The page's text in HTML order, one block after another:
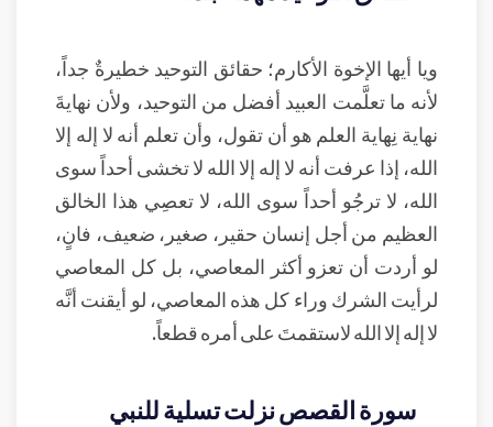
ويا أيها الإخوة الأكارم؛ حقائق التوحيد خطيرةٌ جداً،
لأنه ما تعلَّمت العبيد أفضل من التوحيد، ولأن نهايةَ
نهاية نِهاية العلم هو أن تقول، وأن تعلم أنه لا إله إلا
الله، إذا عرفت أنه لا إله إلا الله لا تخشى أحداً سوى
الله، لا ترجُو أحداً سوى الله، لا تعصِي هذا الخالق
العظيم من أجل إنسان حقير، صغير، ضعيف، فانٍ،
لو أردت أن تعزو أكثر المعاصي، بل كل المعاصي
لرأيت الشرك وراء كل هذه المعاصي، لو أيقنت أنَّه
لا إله إلا الله لاستقمتَ على أمره قطعاً.
سورة القصص نزلت تسلية للنبي